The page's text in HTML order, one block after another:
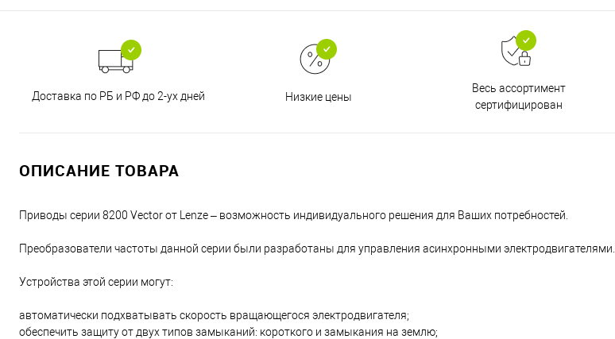
Доставка по РБ и РФ до 2-ух дней Низкие цены
Весь ассортимент
сертифицирован
ОПИСАНИЕ ТОВАРА
Приводы серии 8200 Vector от Lenze – возможность индивидуального решения для Ваших потребностей.
Преобразователи частоты данной серии были разработаны для управления асинхронными электродвигателями.
Устройства этой серии могут:
автоматически подхватывать скорость вращающегося электродвигателя;
обеспечить защиту от двух типов замыканий: короткого и замыкания на землю;